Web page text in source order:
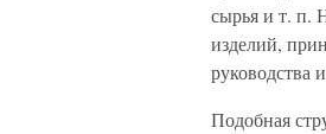
сырья и т. п.
изделий,
руководства
Подобная